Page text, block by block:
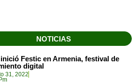
NOTICIAS
Festic en Armenia, festival de
digital
31, 2022